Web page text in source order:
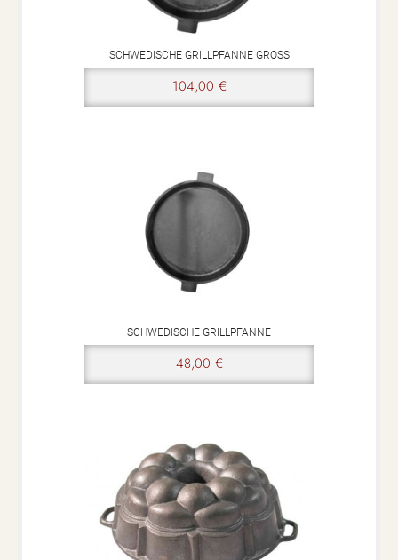
SCHWEDISCHE GRILLPFANNE GROSS
104,00 €
SCHWEDISCHE GRILLPFANNE
48,00 €